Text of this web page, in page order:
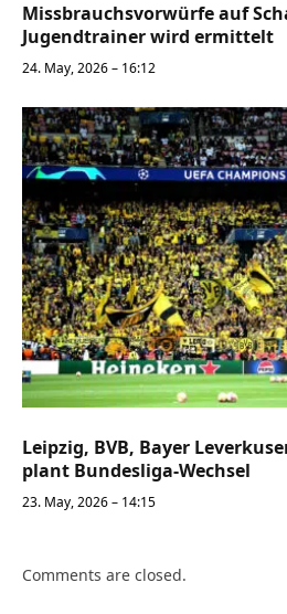
Missbrauchsvorwürfe auf
Jugendtrainer wird ermittelt
24. May, 2026 – 16:12
Leipzig, BVB, Bayer
plant Bundesliga-Wechsel
23. May, 2026 – 14:15
Comments are closed.